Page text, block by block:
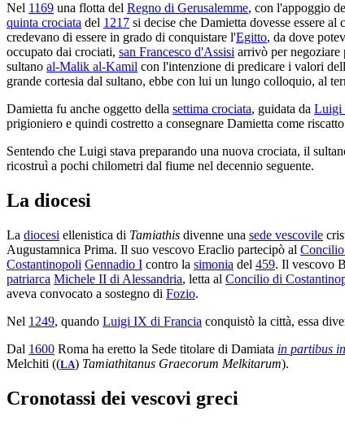
Nel 1169 una flotta del Regno di Gerusalemme, con l'appoggio
quinta crociata del 1217 si decise che Damietta dovesse essere
credevano di essere in grado di conquistare l'Egitto, da dove
occupato dai crociati, san Francesco d'Assisi arrivò per negoziare
sultano al-Malik al-Kamil con l'intenzione di predicare i valori
grande cortesia dal sultano, ebbe con lui un lungo colloquio, al
Damietta fu anche oggetto della settima crociata, guidata da Luigi
prigioniero e quindi costretto a consegnare Damietta come
Sentendo che Luigi stava preparando una nuova crociata, il
ricostruì a pochi chilometri dal fiume nel decennio seguente.
La diocesi
La diocesi ellenistica di Tamiathis divenne una sede vescovile
Augustamnica Prima. Il suo vescovo Eraclio partecipò al
Costantinopoli Gennadio I contro la simonia del 459. Il vescovo
patriarca Michele II di Alessandria, letta al Concilio di
aveva convocato a sostegno di Fozio.
Nel 1249, quando Luigi IX di Francia conquistò la città, essa
Dal 1600 Roma ha eretto la Sede titolare di Damiata in partibus
Melchiti ((LA) Tamiathitanus Graecorum Melkitarum).
Cronotassi dei vescovi greci